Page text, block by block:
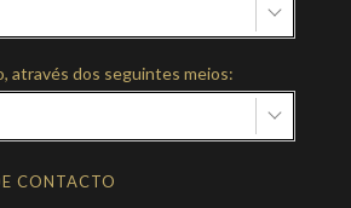
através dos seguintes meios:
CONTACTO